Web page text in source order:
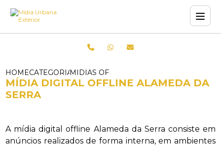
HOMECATEGORIASMIDIAS OFFLINE_MIDIA INDOOR_MIDIA
MÍDIA DIGITAL OFFLINE ALAMEDA DA
SERRA
A mídia digital offline Alameda da Serra consiste em
anúncios realizados de forma interna, em ambientes